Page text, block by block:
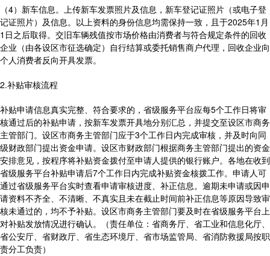
（4）新车信息。上传新车发票照片及信息，新车登记证照片（或电子登
记证照片）及信息。以上资料的身份信息均需保持一致，且于2025年1月
1日之后取得。交旧车辆残值按市场价格由消费者与符合规定条件的回收
企业（由各设区市征选确定）自行结算或委托销售商户代理，回收企业向
个人消费者反向开具发票。
2.补贴审核流程
补贴申请信息真实完整、符合要求的，省级服务平台应每5个工作日将审
核通过后的补贴申请，按新车发票开具地分别汇总，并提交至设区市商务
主管部门。设区市商务主管部门应于3个工作日内完成审核，并及时向同
级财政部门提出资金申请。设区市财政部门根据商务主管部门提出的资金
安排意见，按程序将补贴资金拨付至申请人提供的银行账户。各地在收到
省级服务平台补贴申请后7个工作日内完成补贴资金核拨工作。申请人可
通过省级服务平台实时查看申请审核进度、补正信息。逾期未申请或因申
请资料不齐全、不清晰、不真实且未在截止时间前补正信息等原因导致审
核未通过的，均不予补贴。设区市商务主管部门要及时在省级服务平台上
对补贴发放情况进行确认。（责任单位：省商务厅、省工业和信息化厅、
省公安厅、省财政厅、省生态环境厅、省市场监管局、省消防救援局按职
责分工负责）